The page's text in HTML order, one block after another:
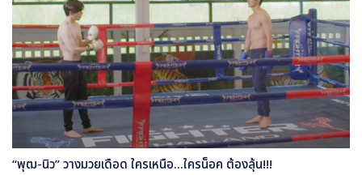
“พุฒ-นิว” วางมวยเดือด ใครเหนือ...ใครน็อค ต้องลุ้น!!!